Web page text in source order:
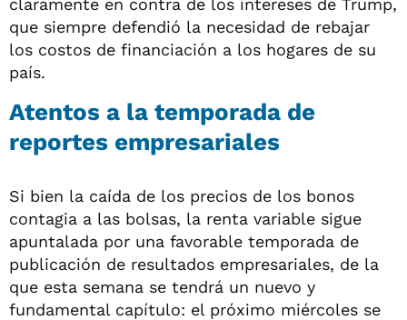
que siempre defendió la necesidad de rebajar
los costos de financiación a los hogares de su
país.
Atentos a la temporada de
reportes empresariales
Si bien la caída de los precios de los bonos
contagia a las bolsas, la renta variable sigue
apuntalada por una favorable temporada de
publicación de resultados empresariales, de la
que esta semana se tendrá un nuevo y
fundamental capítulo: el próximo miércoles se